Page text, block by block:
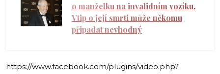
o manželku na invalidním vozíku.
Vtip o její smrti může někomu
připadat nevhodný
https://www.facebook.com/plugins/video.php?